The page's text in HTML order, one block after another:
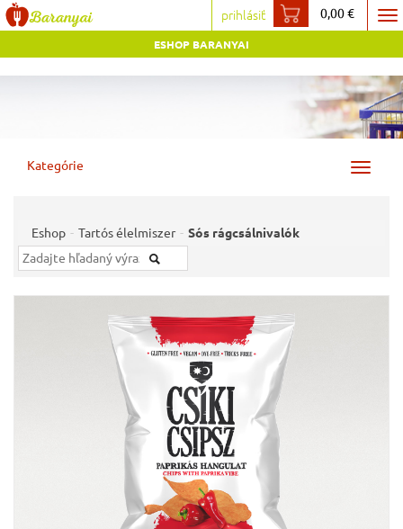
0,00 €
prihlásiť
ESHOP BARANYAI
Kategórie
Toggle
Eshop Tartós élelmiszer Sós rágcsálnivalók